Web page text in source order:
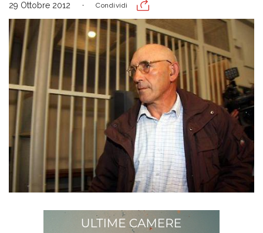
29 Ottobre 2012 Condividi